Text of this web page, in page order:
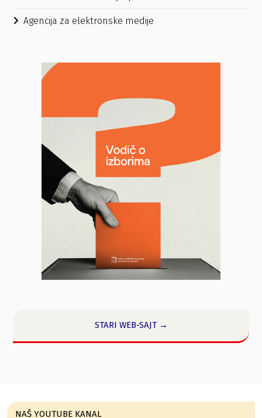
Agencija za elektronske medije
STARI WEB-SAJT →
NAŠ YOUTUBE KANAL